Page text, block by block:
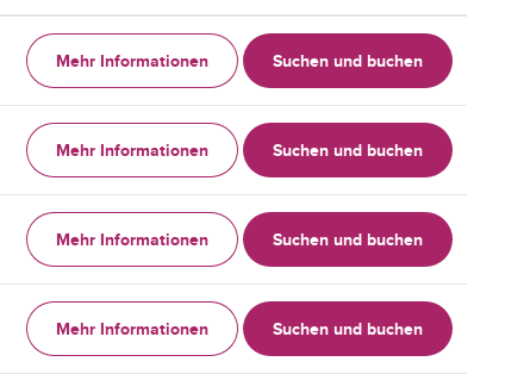
Mehr Informationen Suchen und buchen
Mehr Informationen Suchen und buchen
Mehr Informationen Suchen und buchen
Mehr Informationen Suchen und buchen